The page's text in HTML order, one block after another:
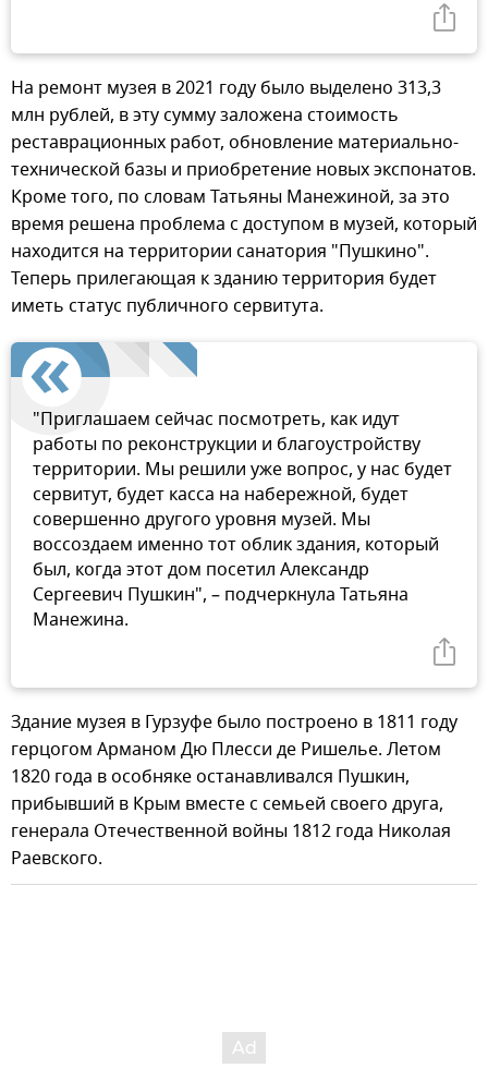
На ремонт музея в 2021 году было выделено 313,3
млн рублей, в эту сумму заложена стоимость
реставрационных работ, обновление материально-
технической базы и приобретение новых экспонатов.
Кроме того, по словам Татьяны Манежиной, за это
время решена проблема с доступом в музей, который
находится на территории санатория "Пушкино".
Теперь прилегающая к зданию территория будет
иметь статус публичного сервитута.
"Приглашаем сейчас посмотреть, как идут
работы по реконструкции и благоустройству
территории. Мы решили уже вопрос, у нас будет
сервитут, будет касса на набережной, будет
совершенно другого уровня музей. Мы
воссоздаем именно тот облик здания, который
был, когда этот дом посетил Александр
Сергеевич Пушкин", – подчеркнула Татьяна
Манежина.
Здание музея в Гурзуфе было построено в 1811 году
герцогом Арманом Дю Плесси де Ришелье. Летом
1820 года в особняке останавливался Пушкин,
прибывший в Крым вместе с семьей своего друга,
генерала Отечественной войны 1812 года Николая
Раевского.